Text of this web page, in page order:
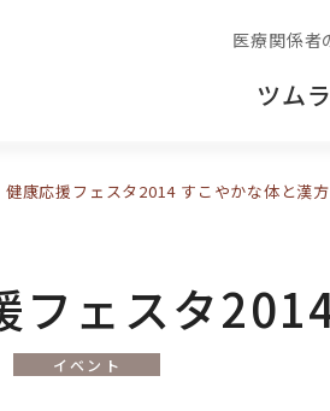
医療関係者
ツム
健康応援フェスタ2014 すこやかな体と漢方
フェスタ
イベント